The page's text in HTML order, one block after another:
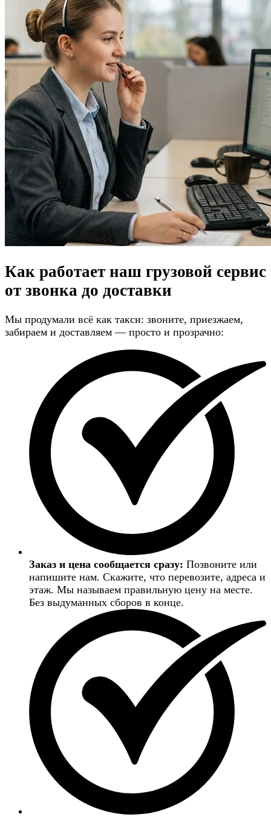
Как работает наш грузовой сервис
от звонка до доставки
Мы продумали всё как такси: звоните, приезжаем,
забираем и доставляем — просто и прозрачно:
Заказ и цена сообщается сразу: Позвоните или
напишите нам. Скажите, что перевозите, адреса и
этаж. Мы называем правильную цену на месте.
Без выдуманных сборов в конце.